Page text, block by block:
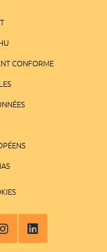
CONFORME